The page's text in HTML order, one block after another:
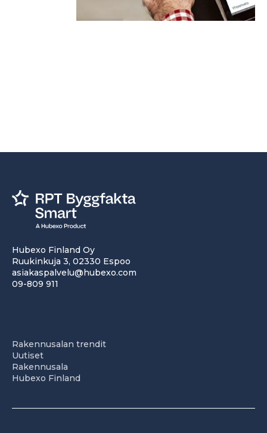
Hubexo Finland Oy
Ruukinkuja 3, 02330 Espoo
asiakaspalvelu@hubexo.com
09-809 911
Rakennusalan trendit
Uutiset
Rakennusala
Hubexo Finland